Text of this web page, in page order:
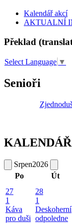
Kalendář akcí
AKTUALNÍ
Překlad
Select Language ▼
Senioři
Srpen2026
Po
Út
27
1
Káva
pro duši
28
1
Deskoherní
odpoledne